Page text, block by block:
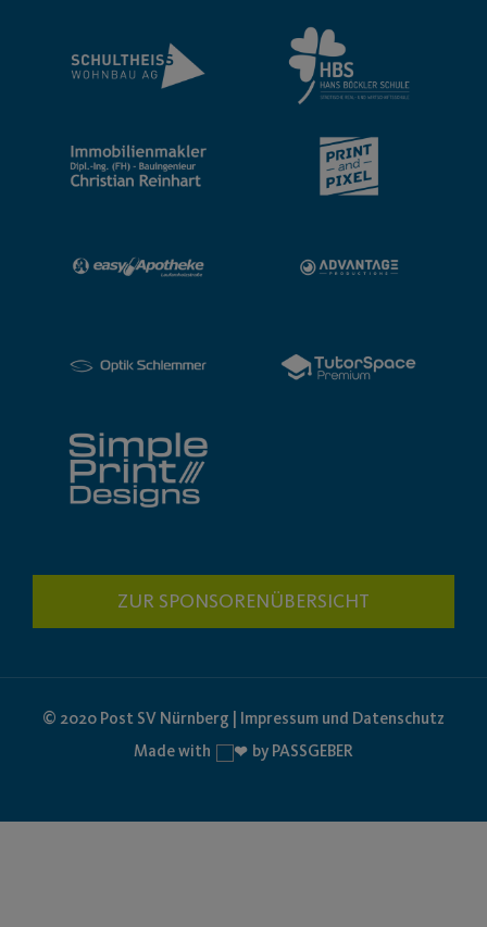
ZUR SPONSORENÜBERSICHT
© 2020 Post SV Nürnberg | Impressum und Datenschutz
Made with
by PASSGEBER